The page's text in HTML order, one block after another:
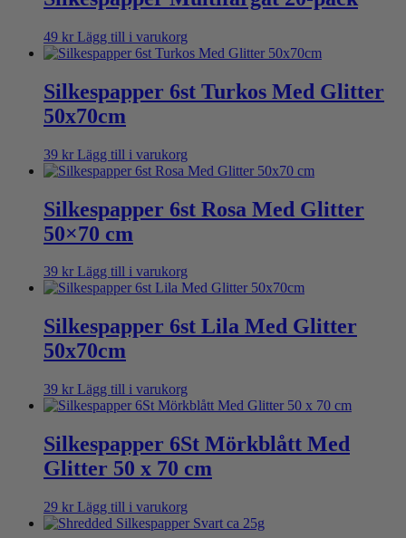
49 kr Lägg till i varukorg
Silkespapper 6st Turkos Med Glitter
50x70cm
39 kr Lägg till i varukorg
Silkespapper 6st Rosa Med Glitter
50×70 cm
39 kr Lägg till i varukorg
Silkespapper 6st Lila Med Glitter
50x70cm
39 kr Lägg till i varukorg
Silkespapper 6St Mörkblått Med
Glitter 50 x 70 cm
29 kr Lägg till i varukorg